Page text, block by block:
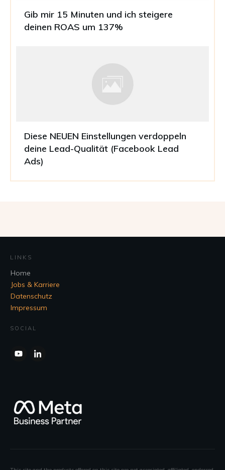
Gib mir 15 Minuten und ich steigere
deinen ROAS um 137%
Diese NEUEN Einstellungen verdoppeln
deine Lead-Qualität (Facebook Lead
Ads)
LINKS
Home
Jobs & Karriere
Datenschutz
Impressum
SOCIAL